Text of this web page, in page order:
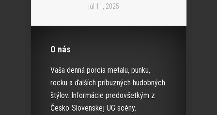
júl 11, 2025
O nás
Vaša denná porcia metalu, punku,
rocku a ďalších príbuzných hudobných
štýlov. Informácie predovšetkým z
Česko-Slovenskej UG scény.